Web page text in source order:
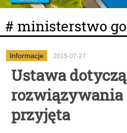
# ministerstwo
Informacje 2015-07-27
Ustawa
rozwiązywania
przyjęta